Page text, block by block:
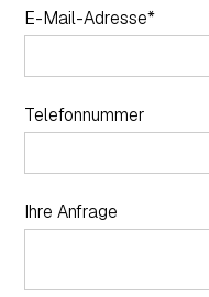
E-Mail-Adresse*
Telefonnummer
Ihre Anfrage